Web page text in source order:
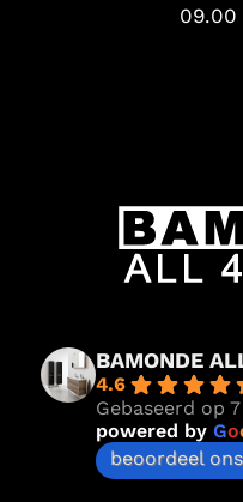
09.00
BAMONDE
4.6
Gebaseerd op
powered by Go
beoordeel